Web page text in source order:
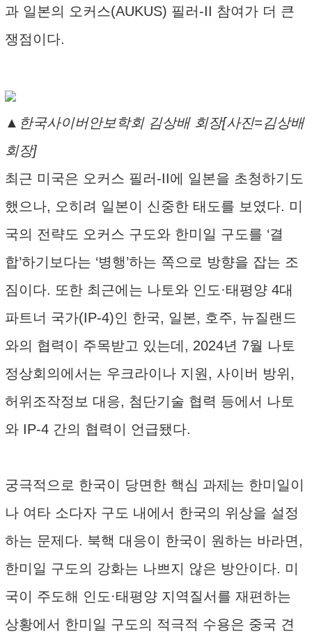
과 일본의 오커스(AUKUS) 필러-II 참여가 더 큰
쟁점이다.
▲한국사이버안보학회 김상배 회장[사진=김상배
회장]
최근 미국은 오커스 필러-II에 일본을 초청하기도
했으나, 오히려 일본이 신중한 태도를 보였다. 미
국의 전략도 오커스 구도와 한미일 구도를 ‘결
합’하기보다는 ‘병행’하는 쪽으로 방향을 잡는 조
짐이다. 또한 최근에는 나토와 인도·태평양 4대
파트너 국가(IP-4)인 한국, 일본, 호주, 뉴질랜드
와의 협력이 주목받고 있는데, 2024년 7월 나토
정상회의에서는 우크라이나 지원, 사이버 방위,
허위조작정보 대응, 첨단기술 협력 등에서 나토
와 IP-4 간의 협력이 언급됐다.
궁극적으로 한국이 당면한 핵심 과제는 한미일이
나 여타 소다자 구도 내에서 한국의 위상을 설정
하는 문제다. 북핵 대응이 한국이 원하는 바라면,
한미일 구도의 강화는 나쁘지 않은 방안이다. 미
국이 주도해 인도·태평양 지역질서를 재편하는
상황에서 한미일 구도의 적극적 수용은 중국 견